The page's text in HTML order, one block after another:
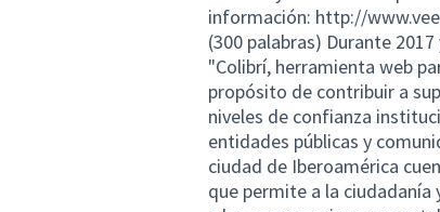
información: http://
(300 palabras) Durante
"Colibrí, herramienta web
propósito de contribuir a
niveles de confianza
entidades públicas y
ciudad de Iberoamérica
que permite a la